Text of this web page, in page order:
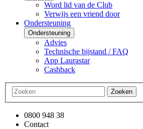
Word lid van de Club
Verwijs een vriend door
Ondersteuning
Ondersteuning
Advies
Technische bijstand / FAQ
App Laurastar
Cashback
Zoeken
0800 948 38
Contact